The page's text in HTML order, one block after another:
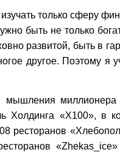
только сферу
быть не только
развитой, быть в
другое. Поэтому я
мышления миллионера
Холдинга «Х100», в
ресторанов